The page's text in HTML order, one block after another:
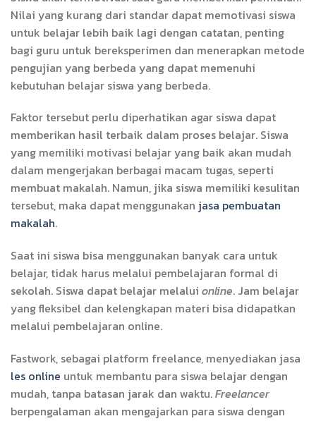
Nilai yang kurang dari standar dapat memotivasi siswa
untuk belajar lebih baik lagi dengan catatan, penting
bagi guru untuk bereksperimen dan menerapkan metode
pengujian yang berbeda yang dapat memenuhi
kebutuhan belajar siswa yang berbeda.
Faktor tersebut perlu diperhatikan agar siswa dapat
memberikan hasil terbaik dalam proses belajar. Siswa
yang memiliki motivasi belajar yang baik akan mudah
dalam mengerjakan berbagai macam tugas, seperti
membuat makalah. Namun, jika siswa memiliki kesulitan
tersebut, maka dapat menggunakan jasa pembuatan
makalah.
Saat ini siswa bisa menggunakan banyak cara untuk
belajar, tidak harus melalui pembelajaran formal di
sekolah. Siswa dapat belajar melalui online. Jam belajar
yang fleksibel dan kelengkapan materi bisa didapatkan
melalui pembelajaran online.
Fastwork, sebagai platform freelance, menyediakan jasa
les online untuk membantu para siswa belajar dengan
mudah, tanpa batasan jarak dan waktu.Freelancer
berpengalaman akan mengajarkan para siswa dengan